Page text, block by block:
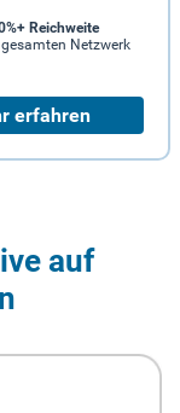
Reichweite
Netzwerk
erfahren
auf